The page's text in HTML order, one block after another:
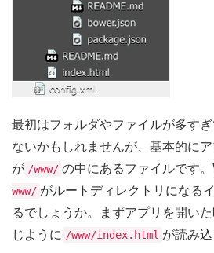
最初はフォルダやファイルが多す
ないかもしれませんが、基本的に
が /www/ の中にあるファイルです
www/ がルートディレクトリになる
るでしょうか。まずアプリを開い
じように /www/index.html が読み込